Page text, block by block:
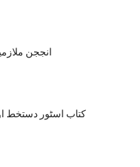
انججن ملازمین
کتاب اسٹور دستخط